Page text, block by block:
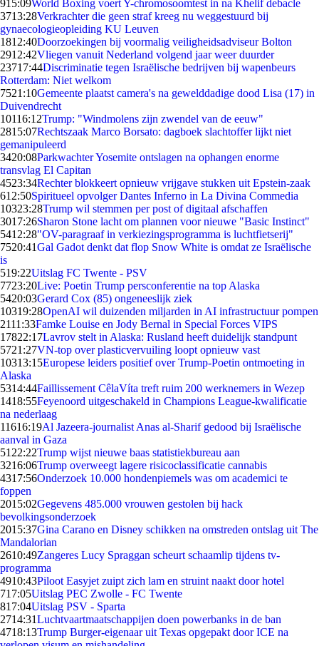
915:09World Boxing voert Y-chromosoomtest in na Khelif debacle
3713:28Verkrachter die geen straf kreeg nu weggestuurd bij
gynaecologieopleiding KU Leuven
1812:40Doorzoekingen bij voormalig veiligheidsadviseur Bolton
2912:42Vliegen vanuit Nederland volgend jaar weer duurder
23717:44Discriminatie tegen Israëlische bedrijven bij wapenbeurs
Rotterdam: Niet welkom
7521:10Gemeente plaatst camera's na gewelddadige dood Lisa (17) in
Duivendrecht
10116:12Trump: "Windmolens zijn zwendel van de eeuw"
2815:07Rechtszaak Marco Borsato: dagboek slachtoffer lijkt niet
gemanipuleerd
3420:08Parkwachter Yosemite ontslagen na ophangen enorme
transvlag El Capitan
4523:34Rechter blokkeert opnieuw vrijgave stukken uit Epstein-zaak
612:50Spiritueel opvolger Dantes Inferno in La Divina Commedia
10323:28Trump wil stemmen per post of digitaal afschaffen
3017:26Sharon Stone lacht om plannen voor nieuwe "Basic Instinct"
5412:28"OV-paragraaf in verkiezingsprogramma is luchtfietserij"
7520:41Gal Gadot denkt dat flop Snow White is omdat ze Israëlische
is
519:22Uitslag FC Twente - PSV
7723:20Live: Poetin Trump persconferentie na top Alaska
5420:03Gerard Cox (85) ongeneeslijk ziek
10319:28OpenAI wil duizenden miljarden in AI infrastructuur pompen
2111:33Famke Louise en Jody Bernal in Special Forces VIPS
17822:17Lavrov stelt in Alaska: Rusland heeft duidelijk standpunt
5721:27VN-top over plasticvervuiling loopt opnieuw vast
10313:15Europese leiders positief over Trump-Poetin ontmoeting in
Alaska
5314:44Faillissement CêlaVíta treft ruim 200 werknemers in Wezep
1418:55Feyenoord uitgeschakeld in Champions League-kwalificatie
na nederlaag
11616:19Al Jazeera-journalist Anas al-Sharif gedood bij Israëlische
aanval in Gaza
51 22:22Trump wijst nieuwe baas statistiekbureau aan
3216:06Trump overweegt lagere risicoclassificatie cannabis
4317:56Onderzoek 10.000 hondenpiemels was om academici te
foppen
2015:02Gegevens 485.000 vrouwen gestolen bij hack
bevolkingsonderzoek
2015:37Gina Carano en Disney schikken na omstreden ontslag uit The
Mandalorian
2610:49Zangeres Lucy Spraggan scheurt schaamlip tijdens tv-
programma
4910:43Piloot Easyjet zuipt zich lam en struint naakt door hotel
717:05Uitslag PEC Zwolle - FC Twente
817:04Uitslag PSV - Sparta
2714:31Luchtvaartmaatschappijen doen powerbanks in de ban
4718:13Trump Burger-eigenaar uit Texas opgepakt door ICE na